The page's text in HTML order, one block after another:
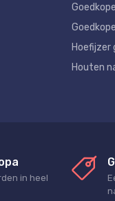
Hoefijzer
Houten
in heel